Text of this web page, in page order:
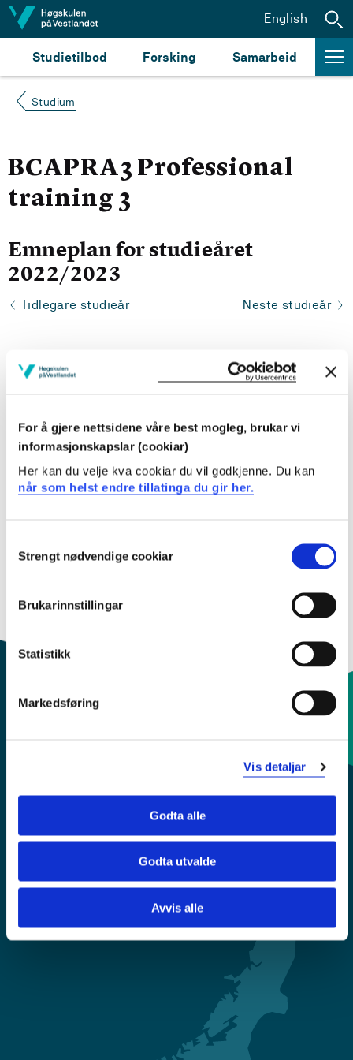
For å gjere nettsidene våre best mogleg, brukar vi
informasjonskapslar (cookiar)
Her kan du velje kva cookiar du vil godkjenne. Du kan
når som helst endre tillatinga du gir her.
Selection
Strengt nødvendige cookiar
Brukarinnstillingar
Statistikk
Markedsføring
Vis detaljar
Godta alle
Godta utvalde
Avvis alle
Hopp til innhald
Studietilbod Forsking Samarbeid
English
Studium
BCAPRA3 Professional
training 3
Emneplan for studieåret
2022/2023
Tidlegare studieår Neste studieår
Pensum-/litteraturliste
Inngår i:
BCA
Innhold og oppbygning
Emnebeskrivelsen finnes kun på engelsk, gå til våre
engelske nettsider ved å klikke "English" øverst i
Sentralbord: 55 58 58 00
Tilgjengelegheitserklæring
Personvern